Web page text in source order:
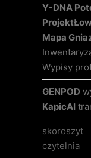
Y-DNA
Projekt
Mapa
Wypisy
GENPOD
KapicAI
skoroszyt
czytelnia